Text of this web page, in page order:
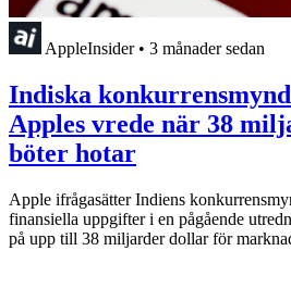
AppleInsider • 3 månader sedan
Indiska
Apples vrede när 38
böter hotar
Apple ifrågasätter Indiens
finansiella uppgifter i en pågående
på upp till 38 miljarder dollar för